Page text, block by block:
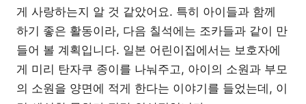
게 사랑하는지 알 것 같았어요. 특히 아이들과 함께
하기 좋은 활동이라, 다음 칠석에는 조카들과 같이 만
들어 볼 계획입니다. 일본 어린이집에서는 보호자에
게 미리 탄자쿠 종이를 나눠주고, 아이의 소원과 부모
의 소원을 양면에 적게 한다는 이야기를 들었는데, 이